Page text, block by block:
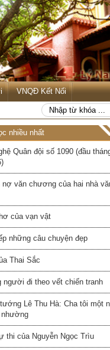
VNQĐ Kết Nối
nhiều nhất
Quân đội số 1090 (đầu
nợ văn chương của hai nhà
của vạn vật
những câu chuyện đẹp
Thai Sắc
người đi theo vết chiến tranh
Lê Thu Hà: Cha tôi một
nhường
thi của Nguyễn Ngọc Trìu